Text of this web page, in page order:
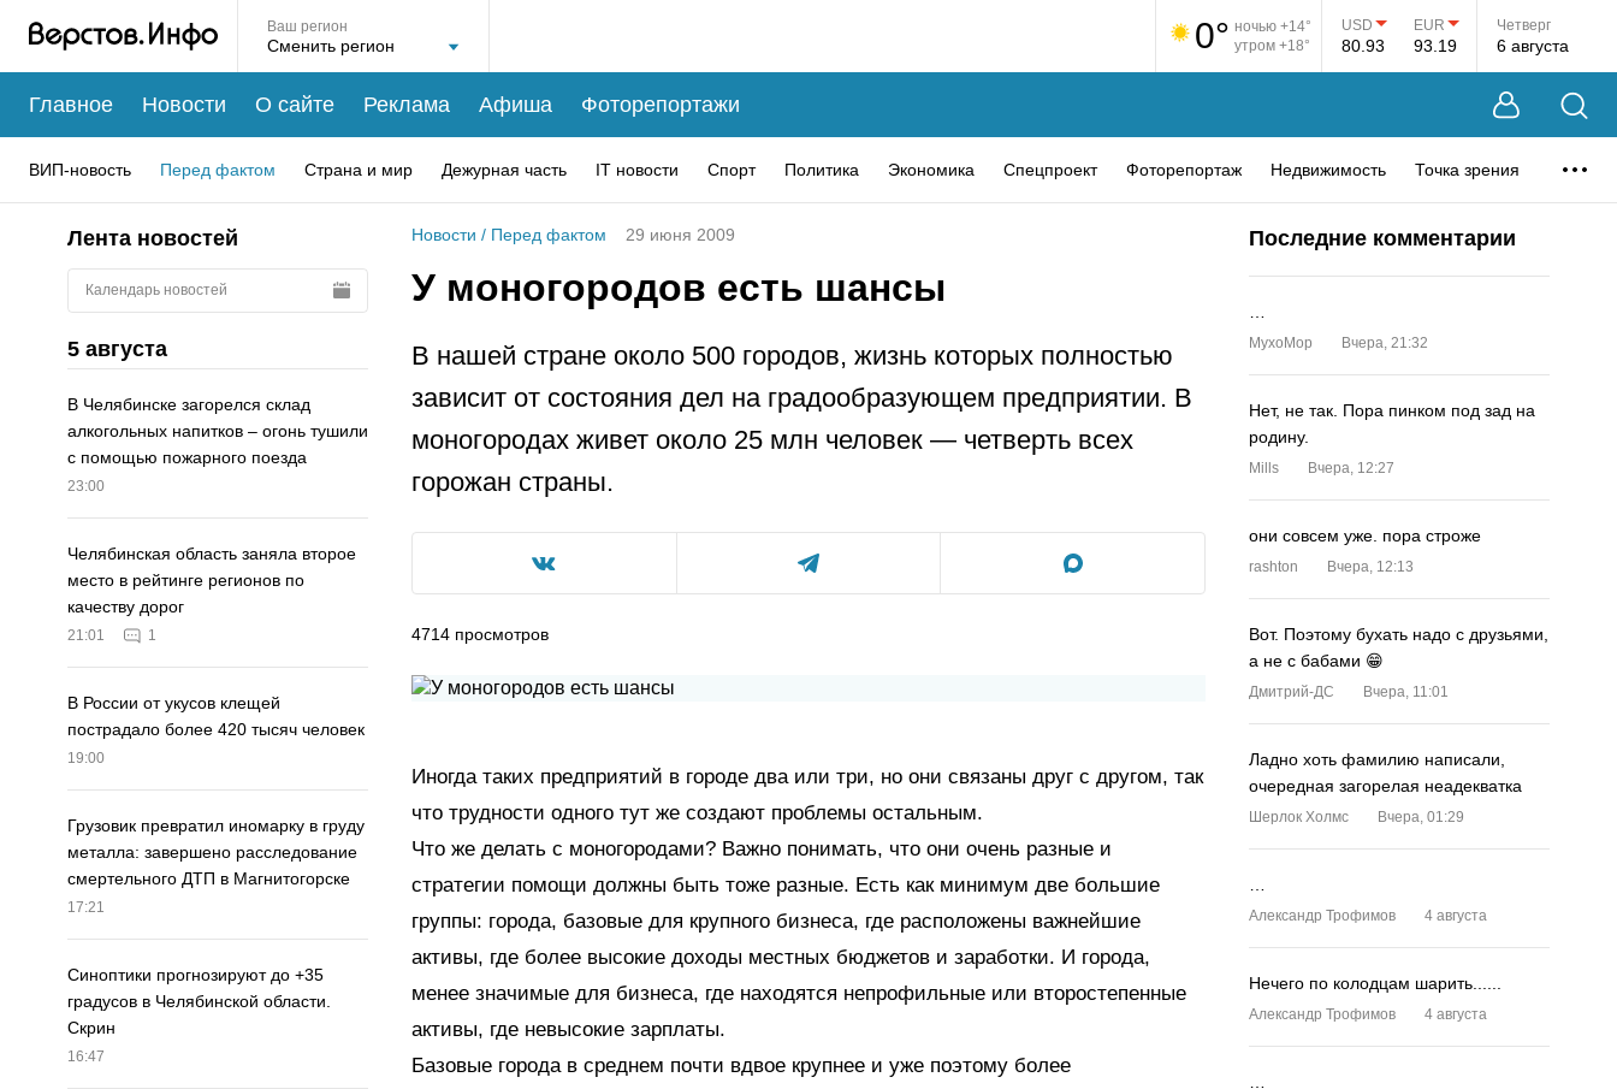
Ваш регион 0° ночью +14°
утром +18°
USD
80.93
EUR
93.19
Четверг
6 августа
Главное Новости О сайте Реклама Афиша Фоторепортажи
ВИП-новость Перед фактом Страна и мир Дежурная часть IT новости Спорт Политика Экономика Спецпроект Фоторепортаж Недвижимость Точка зрения
Лента новостей
Календарь новостей
5 августа
В Челябинске загорелся склад
алкогольных напитков – огонь тушили
с помощью пожарного поезда
23:00
Челябинская область заняла второе
место в рейтинге регионов по
качеству дорог
21:01 1
В России от укусов клещей
пострадало более 420 тысяч человек
19:00
Грузовик превратил иномарку в груду
металла: завершено расследование
смертельного ДТП в Магнитогорске
17:21
Синоптики прогнозируют до +35
градусов в Челябинской области.
Скрин
16:47
Новости / Перед фактом 29 июня 2009
У моногородов есть шансы
В нашей стране около 500 городов, жизнь которых полностью
зависит от состояния дел на градообразующем предприятии. В
моногородах живет около 25 млн человек — четверть всех
горожан страны.
4714 просмотров
Иногда таких предприятий в городе два или три, но они связаны друг с другом, так
что трудности одного тут же создают проблемы остальным.
Что же делать с моногородами? Важно понимать, что они очень разные и
стратегии помощи должны быть тоже разные. Есть как минимум две большие
группы: города, базовые для крупного бизнеса, где расположены важнейшие
активы, где более высокие доходы местных бюджетов и заработки. И города,
менее значимые для бизнеса, где находятся непрофильные или второстепенные
активы, где невысокие зарплаты.
Базовые города в среднем почти вдвое крупнее и уже поэтому более
Последние комментарии
MyxoMop Вчера, 21:32
Нет, не так. Пора пинком под зад на
родину.
Mills Вчера, 12:27
они совсем уже. пора строже
rashton Вчера, 12:13
Вот. Поэтому бухать надо с друзьями,
а не с бабами 😁
Дмитрий-ДС Вчера, 11:01
Ладно хоть фамилию написали,
очередная загорелая неадекватка
Шерлок Холмс Вчера, 01:29
Александр Трофимов 4 августа
Нечего по колодцам шарить......
Александр Трофимов 4 августа